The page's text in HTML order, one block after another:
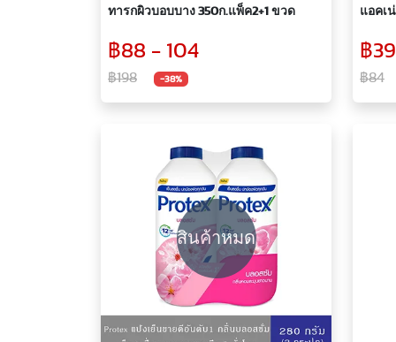
ทารกผิวบอบบาง 350ก.แพ็ค2+1 ขวด
฿88 - 104
฿198 -38%
แอคเ
฿
฿84
สินค้าหมด